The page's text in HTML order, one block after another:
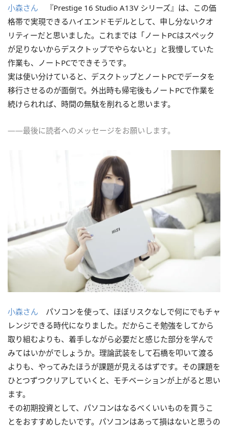
小森さん
『Prestige 16 Studio A13V シリーズ』は、この価
格帯で実現できるハイエンドモデルとして、申し分ないクオ
リティーだと思いました。これまでは「ノートPCはスペック
が足りないからデスクトップでやらないと」と我慢していた
作業も、ノートPCでできそうです。
実は使い分けていると、デスクトップとノートPCでデータを
移行させるのが面倒で。外出時も帰宅後もノートPCで作業を
続けられれば、時間の無駄を削れると思います。
――最後に読者へのメッセージをお願いします。
小森さん
パソコンを使って、ほぼリスクなしで何にでもチャ
レンジできる時代になりました。だからこそ勉強をしてから
取り組むよりも、着手しながら必要だと感じた部分を学んで
みてはいかがでしょうか。理論武装をして石橋を叩いて渡る
よりも、やってみたほうが課題が見えるはずです。その課題を
ひとつずつクリアしていくと、モチベーションが上がると思い
ます。
その初期投資として、パソコンはなるべくいいものを買うこ
とをおすすめしたいです。パソコンはあって損はないと思うの